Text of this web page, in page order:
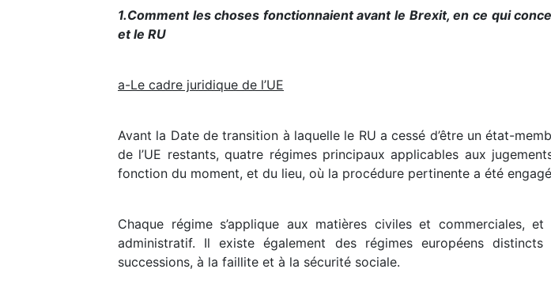
1.Comment les choses fonctionnaient avant le Brexit, en ce qui
et le RU
a-Le cadre juridique de l’UE
Avant la Date de transition à laquelle le RU a cessé d’être un état-
de l’UE restants, quatre régimes principaux applicables aux
fonction du moment, et du lieu, où la procédure pertinente a été
Chaque régime s’applique aux matières civiles et
administratif. Il existe également des régimes européens
successions, à la faillite et à la sécurité sociale.